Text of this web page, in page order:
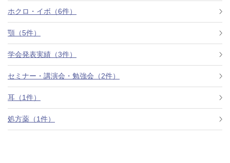
よくあるご質問
美容ブログ
ホクロ・イボ（6件）
顎（5件）
学会発表実績（3件）
セミナー・講演会・勉強会（2件）
耳（1件）
処方薬（1件）